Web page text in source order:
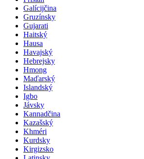
Galícijčina
Gruzínsky
Gujarati
Haitský
Hausa
Havajský
Hebrejsky
Hmong
Maďarský
Islandský
Igbo
Jávsky
Kannadčina
Kazašský
Khméri
Kurdsky
Kirgizsko